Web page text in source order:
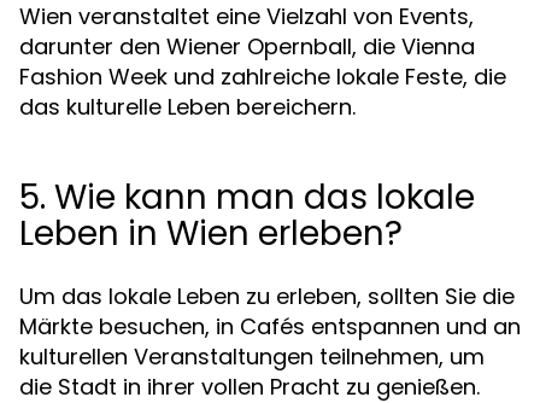
Wien veranstaltet eine Vielzahl von Events,
darunter den Wiener Opernball, die Vienna
Fashion Week und zahlreiche lokale Feste, die
das kulturelle Leben bereichern.
5. Wie kann man das lokale
Leben in Wien erleben?
Um das lokale Leben zu erleben, sollten Sie die
Märkte besuchen, in Cafés entspannen und an
kulturellen Veranstaltungen teilnehmen, um
die Stadt in ihrer vollen Pracht zu genießen.